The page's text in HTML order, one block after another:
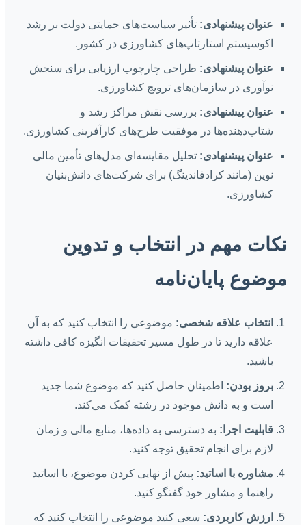
عنوان پیشنهادی: تأثیر سیاست‌های حمایتی دولت بر رشد
اکوسیستم استارتاپ‌های کشاورزی در کشور.
عنوان پیشنهادی: طراحی چارچوب ارزیابی برای سنجش
نوآوری در سازمان‌های ترویج کشاورزی.
عنوان پیشنهادی: بررسی نقش مراکز رشد و
شتاب‌دهنده‌ها در موفقیت طرح‌های کارآفرینی کشاورزی.
عنوان پیشنهادی: تحلیل مقایسه‌ای مدل‌های تأمین مالی
نوین (مانند کرادفاندینگ) برای شرکت‌های دانش‌بنیان
کشاورزی.
نکات مهم در انتخاب و تدوین
موضوع پایان‌نامه
انتخاب علاقه شخصی: موضوعی را انتخاب کنید که به آن
علاقه دارید تا در طول مسیر تحقیقات انگیزه کافی داشته
باشید.
بروز بودن: اطمینان حاصل کنید که موضوع شما جدید
است و به دانش موجود در رشته کمک می‌کند.
قابلیت اجرا: به دسترسی به داده‌ها، منابع مالی و زمان
لازم برای انجام تحقیق توجه کنید.
مشاوره با اساتید: پیش از نهایی کردن موضوع، با اساتید
راهنما و مشاور خود گفتگو کنید.
ارزش کاربردی: سعی کنید موضوعی را انتخاب کنید که